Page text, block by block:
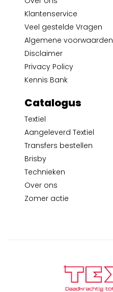
Klantenservice
Veel gestelde Vragen
Algemene voorwaarden
Disclaimer
Privacy Policy
Kennis Bank
Catalogus
Textiel
Aangeleverd Textiel
Transfers bestellen
Brisby
Technieken
Over ons
Zomer actie